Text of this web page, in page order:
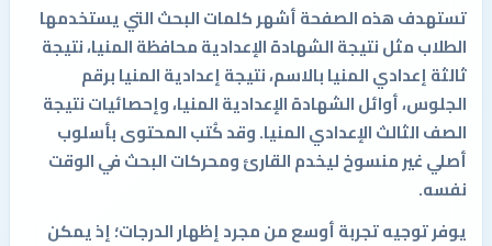
تستهدف هذه الصفحة أشهر كلمات البحث التي يستخدمها
الطلاب مثل نتيجة الشهادة الإعدادية محافظة المنيا، نتيجة
ثالثة إعدادي المنيا بالاسم، نتيجة إعدادية المنيا برقم
الجلوس، أوائل الشهادة الإعدادية المنيا، وإحصائيات نتيجة
الصف الثالث الإعدادي المنيا. وقد كُتب المحتوى بأسلوب
أصلي غير منسوخ ليخدم القارئ ومحركات البحث في الوقت
نفسه.
يوفر توجيه تجربة أوسع من مجرد إظهار الدرجات؛ إذ يمكن